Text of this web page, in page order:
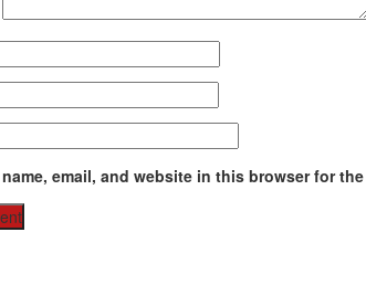
name, email, and website in this browser for